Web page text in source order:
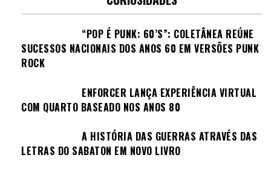
“POP É PUNK: 60’S”: COLETÂNEA REÚNE
SUCESSOS NACIONAIS DOS ANOS 60 EM VERSÕES PUNK
ROCK
ENFORCER LANÇA EXPERIÊNCIA VIRTUAL
COM QUARTO BASEADO NOS ANOS 80
A HISTÓRIA DAS GUERRAS ATRAVÉS DAS
LETRAS DO SABATON EM NOVO LIVRO